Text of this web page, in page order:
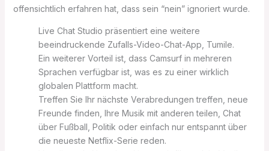
offensichtlich erfahren hat, dass sein “nein” ignoriert wurde.
Live Chat Studio präsentiert eine weitere
beeindruckende Zufalls-Video-Chat-App, Tumile.
Ein weiterer Vorteil ist, dass Camsurf in mehreren
Sprachen verfügbar ist, was es zu einer wirklich
globalen Plattform macht.
Treffen Sie Ihr nächste Verabredungen treffen, neue
Freunde finden, Ihre Musik mit anderen teilen, Chat
über Fußball, Politik oder einfach nur entspannt über
die neueste Netflix-Serie reden.